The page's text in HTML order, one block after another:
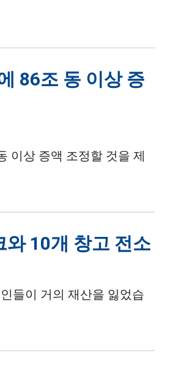
86조 동 이상 증
이상 증액 조정할 것을 제
와 10개 창고 전소
들이 거의 재산을 잃었습